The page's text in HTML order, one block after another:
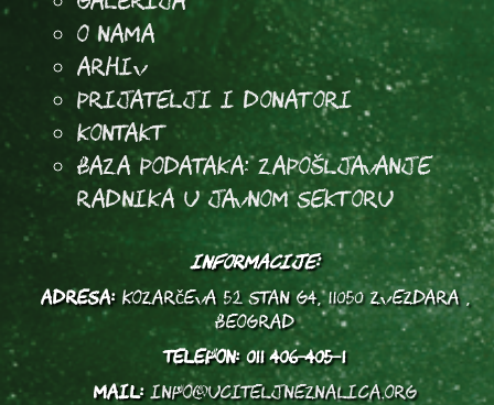
O Nama
Arhiv
Prijatelji i donatori
Kontakt
Baza podataka: Zapošljavanje
radnika u javnom sektoru
INFORMACIJE:
ADRESA:Kozarčeva 52 stan G4, 11050 Zvezdara ,
Beograd
TELEFON: 011 406-405-1
MAIL: info@uciteljneznalica.org